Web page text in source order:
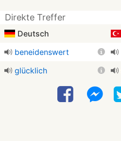
Direkte Treffer
Deutsch
beneidenswert
glücklich